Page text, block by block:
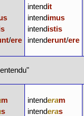
/ere
intendit
intendimus
intendistis
intenderunt/ere
m
s
intenderam
intenderas